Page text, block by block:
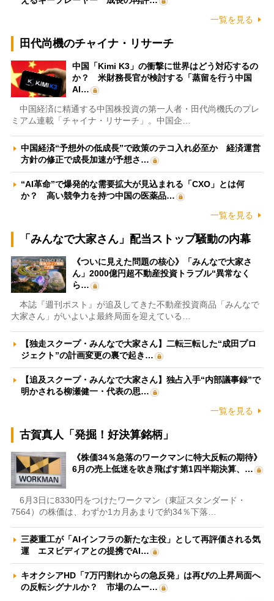
一覧を見る
田代尚機のチャイナ・リサーチ
中国「Kimi K3」の衝撃に世界はどう対応するの
か？ 米財務長官が検討する「蒸留を行う中国
AI…
中国経済に精通する中国株投資の第一人者・田代尚機氏のプレ
ミアム連載「チャイナ・リサーチ」。中国企…
中国経済“予想外の低成長”で政策のテコ入れ必至か 経済運営
方針の修正で成長加速が予想さ…
“AI革命”で爆発的な需要拡大が見込まれる「CXO」とは何
か？ 高い競争力を持つ中国の医薬品…
一覧を見る
「みんなで大家さん」配当ストップ騒動の内幕
《ついに見えた問題の核心》「みんなで大家さ
ん」2000億円超不動産投資トラブル“異常なく
ら…
本誌『週刊ポスト』が追及してきた不動産投資商品「みんなで
大家さん」がいよいよ最終局面を迎えている…
【独走スクープ・みんなで大家さん】二転三転した“成田プロ
ジェクト”の計画変更の裏で起き…
【追及スクープ・みんなで大家さん】独占入手“内部議事録”で
明かされる柳瀬健一・代表の思…
一覧を見る
古賀真人「発掘！好決算銘柄」
《株価34％急落のワークマンに特大反転の期待》
6月の売上低迷を吹き飛ばす第1四半期決算、…
6月3日に8330円をつけたワークマン（東証スタンダード・
7564）の株価は、わずか1カ月あまりで約34％下落…
三菱重工が「AIインフラの新たな主役」として再評価される気
運 エヌビディアとの提携でAI…
キオクシアHD「7万円割れからの急反発」は再びの上昇局面へ
の反転シグナルか？ 市場のムー…